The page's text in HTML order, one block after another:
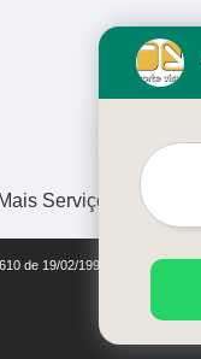
Mais Serviços
de 19/02/1998)